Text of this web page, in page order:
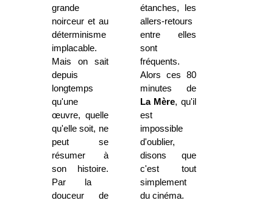
grande
noirceur et au
déterminisme
implacable.
Mais on sait
depuis
longtemps
qu'une
œuvre, quelle
qu'elle soit, ne
peut se
résumer à
son histoire.
Par la
douceur de
étanches, les
allers-retours
entre elles
sont
fréquents.
Alors ces 80
minutes de
La Mère, qu'il
est
impossible
d'oublier,
disons que
c'est tout
simplement
du cinéma.